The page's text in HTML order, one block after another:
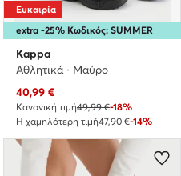
extra -25% Κωδικός: SUMMER
Ευκαιρία
Kappa
Αθλητικά · Μαύρο
Τρέχουσα τιμή
40,99 €
Κανονική τιμή49,99 €-18%
Η χαμηλότερη τιμή47,90 €-14%